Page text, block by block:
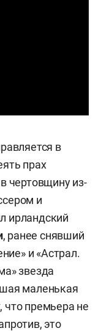
в
прах
чертовщину из-
и
ирландский
, ранее снявший
и «Астрал.
звезда
маленькая
что премьера не
это